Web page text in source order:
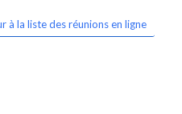
à la liste des réunions en ligne